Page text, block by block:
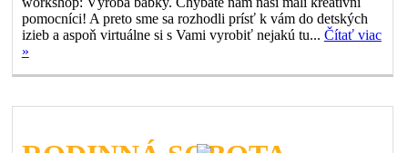
pomocníci! A preto sme sa rozhodli prísť k vám do detských
izieb a aspoň virtuálne si s Vami vyrobiť nejakú tu... Čítať viac
»